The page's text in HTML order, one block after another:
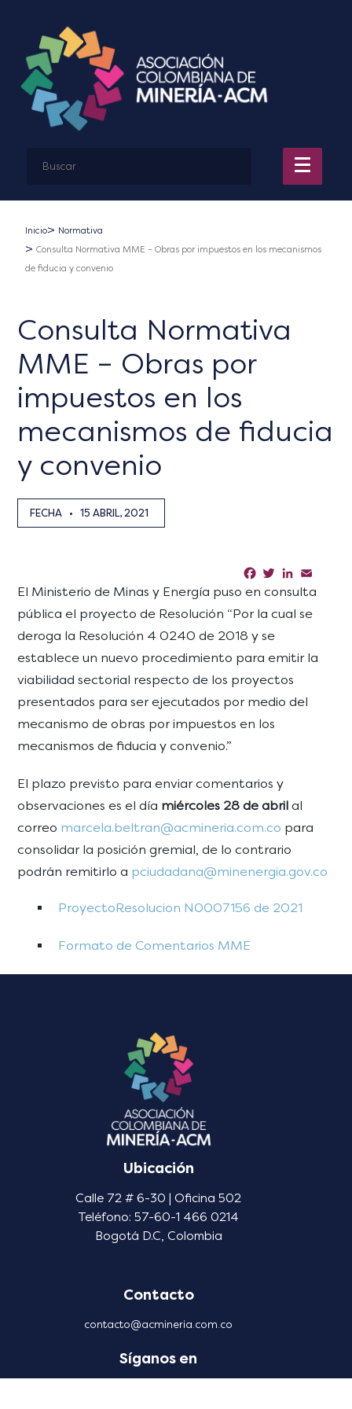
Inicio
Normativa
Consulta Normativa MME – Obras por impuestos en los mecanismos
de fiducia y convenio
Consulta Normativa
MME – Obras por
impuestos en los
mecanismos de fiducia
y convenio
FECHA • 15 ABRIL, 2021
Facebook
TwitterLinkedIn
El Ministerio de Minas y Energía puso en consulta
pública el proyecto de Resolución “Por la cual se
deroga la Resolución 4 0240 de 2018 y se
establece un nuevo procedimiento para emitir la
viabilidad sectorial respecto de los proyectos
presentados para ser ejecutados por medio del
mecanismo de obras por impuestos en los
mecanismos de fiducia y convenio.”
El plazo previsto para enviar comentarios y
observaciones es el día miércoles 28 de abrilal
correo marcela.beltran@acmineria.com.co para
consolidar la posición gremial, de lo contrario
podrán remitirlo a pciudadana@minenergia.gov.co
ProyectoResolucion N0007156 de 2021
Formato de Comentarios MME
Ubicación
Calle 72 # 6-30 | Oficina 502
Teléfono: 57-60-1 466 0214
Bogotá D.C, Colombia
Contacto
contacto@acmineria.com.co
Síganos en